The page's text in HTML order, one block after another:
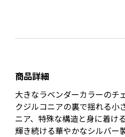
商品詳細
大きなラベンダーカラーのチ
クジルコニアの裏で揺れる小
ニア、特殊な構造と身に着け
輝き続ける華やかなシルバー